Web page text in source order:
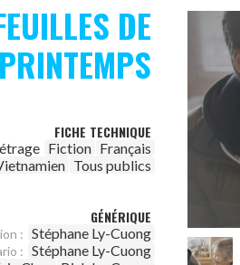
DE
PRINTEMPS
FICHE TECHNIQUE
Fiction Français
Tous publics
GÉNÉRIQUE
: Stéphane Ly-Cuong
: Stéphane Ly-Cuong